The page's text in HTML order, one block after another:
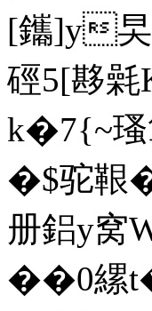
[鑴]y旲
硜5[夦氉
k�7{~瑵
�$驼
册鋁y窝
��0縲